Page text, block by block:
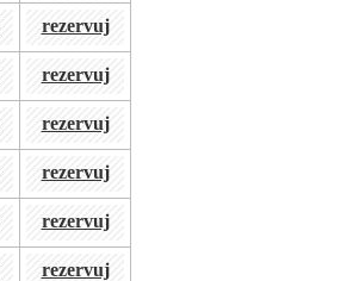
rezervuj
rezervuj
rezervuj
rezervuj
rezervuj
rezervuj